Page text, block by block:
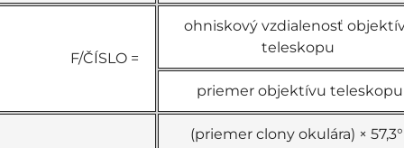
F/ČÍSLO =
ohniskový vzdialenosť
teleskopu
priemer objektívu teleskopu
(priemer clony okulára) × 57,3°